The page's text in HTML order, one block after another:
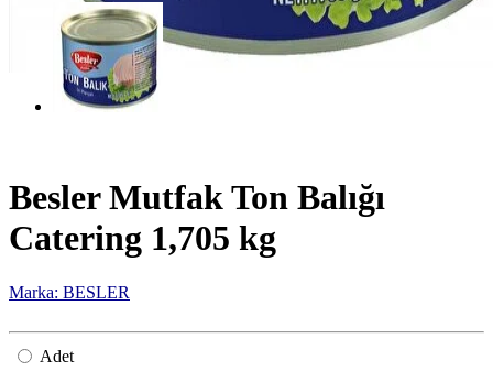
Besler Mutfak Ton Balığı
Catering 1,705 kg
Marka: BESLER
Adet